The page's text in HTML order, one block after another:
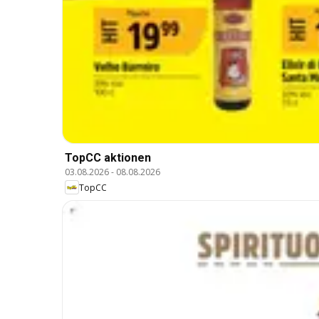
TopCC aktionen
03.08.2026- 08.08.2026
TopCC